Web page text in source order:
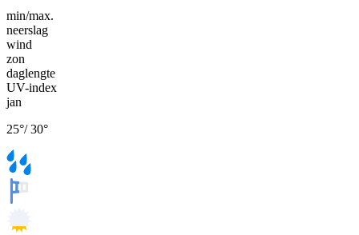
min/max.
neerslag
wind
zon
daglengte
UV-index
jan
25°/30°